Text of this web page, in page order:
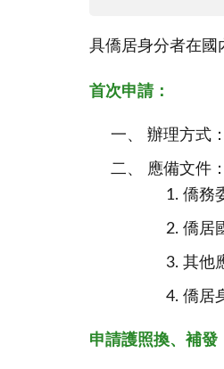
具僑居身分者在國
首次申請：
辦理方式
應備文件：
僑務
僑居
其他
僑居
申請護照換、補發